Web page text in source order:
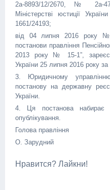
2а-8893/12/2670, № 2а-
Міністерстві юстиції
1661/24193;
від 04 липня 2016 року
постанови правління
2013 року № 15-1”,
України 25 липня 2016 року
3. Юридичному
постанову на державну
України.
4. Ця постанова набирає
опублікування.
Голова правління
О. Зарудний
Нравится? Лайкни!